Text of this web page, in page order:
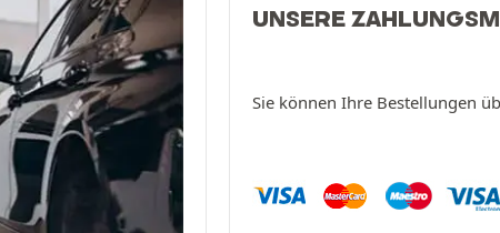
UNSERE
Sie können Ihre Bestellungen